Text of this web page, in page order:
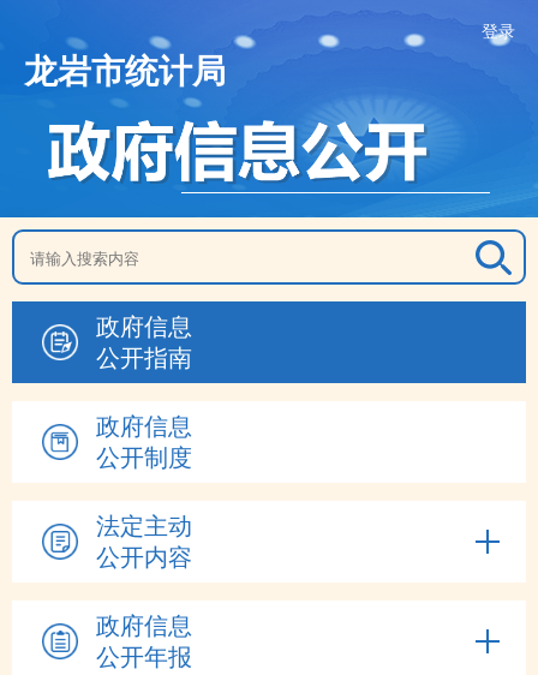
登录
龙岩市统计局
政府信息
公开指南
政府信息
公开制度
法定主动
公开内容
政府信息
公开年报